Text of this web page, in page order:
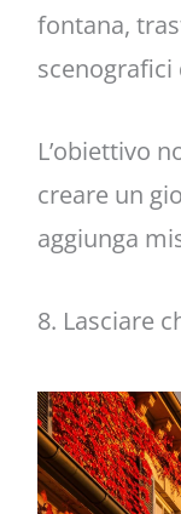
fontana,
L’obiettivo
creare un
aggiunga
8. Lasciare